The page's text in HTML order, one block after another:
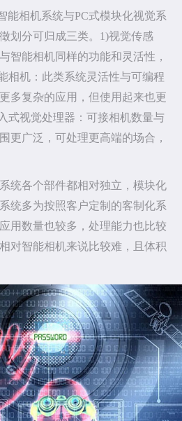
相机系统与PC式模块化视觉系
划分可归成三类。1)视觉传感
智能相机同样的功能和灵活性，
相机：此类系统灵活性与可编程
多复杂的应用，但使用起来也更
式视觉处理器：可接相机数量与
更广泛，可处理更高端的场合，
各个部件都相对独立，模块化
统多为按照客户定制的客制化系
用数量也较多，处理能力也比较
对智能相机来说比较难，且体积